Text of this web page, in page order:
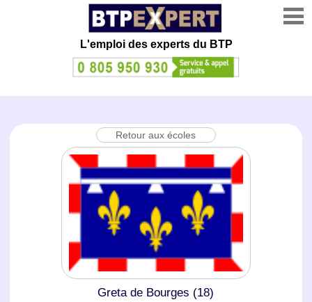
L'emploi des experts du BTP
Retour aux écoles
Greta de Bourges (18)